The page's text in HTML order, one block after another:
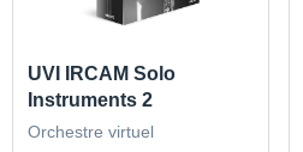
UVI IRCAM Solo
Instruments 2
Orchestre virtuel